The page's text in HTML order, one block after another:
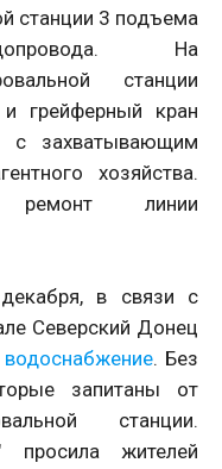
станции 3 подъема
На
станции
грейферный кран
с захватывающим
хозяйства.
ремонт линии
в связи с
Северский Донец
. Без
запитаны от
станции.
просила жителей